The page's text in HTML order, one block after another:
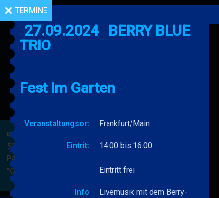
BERRY BLUE & BAND
53. JAZZ Matinee in den
PARKSIDE STUDIOS
"Gypsy Jazz"
&
TERMINE
27.09.2024
BERRY BLUE
TRIO
Fest im Garten
Veranstaltungsort Frankfurt/Main
Eintritt 14.00 bis 16.00
Eintritt frei
Info
Livemusik mit dem Berry-